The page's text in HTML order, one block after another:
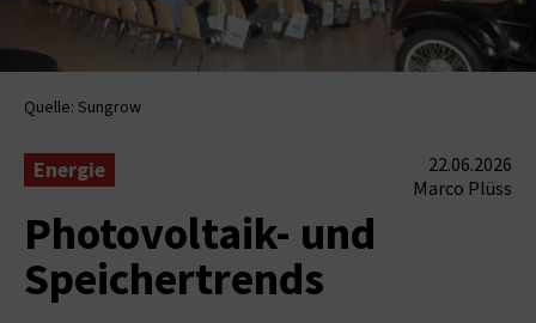
Quelle: Sungrow
Energie
22.06.2026
Marco Plüss
Photovoltaik- und
Speichertrends